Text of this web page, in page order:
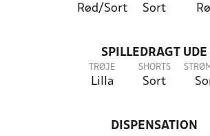
Rød/Sort Sort
SPILLEDRAGT UDE
TRØJE
Lilla
SHORTS
Sort
DISPENSATION